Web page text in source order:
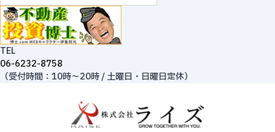
TEL
06-6232-8758
（受付時間：10時～20時 / 土曜日・日曜日定休）